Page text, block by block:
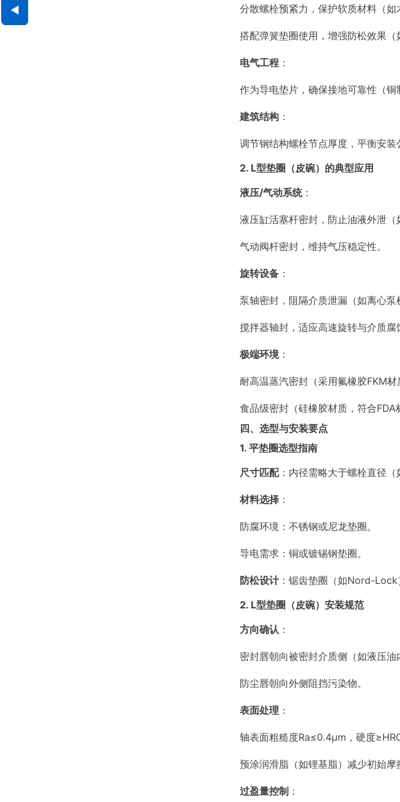
分散螺栓预紧力，保护软质材料（如
搭配弹簧垫圈使用，增强防松效果（
电气工程：
作为导电垫片，确保接地可靠性（铜
建筑结构：
调节钢结构螺栓节点厚度，平衡安装
2. L型垫圈（皮碗）的典型应用
液压/气动系统：
液压缸活塞杆密封，防止油液外泄（
气动阀杆密封，维持气压稳定性。
旋转设备：
泵轴密封，阻隔介质泄漏（如离心泵
搅拌器轴封，适应高速旋转与介质腐
极端环境：
耐高温蒸汽密封（采用氟橡胶FKM材
食品级密封（硅橡胶材质，符合FDA
四、选型与安装要点
1. 平垫圈选型指南
尺寸匹配：内径需略大于螺栓直径（
材料选择：
防腐环境：不锈钢或尼龙垫圈。
导电需求：铜或镀锡钢垫圈。
防松设计：锯齿垫圈（如Nord-Lock
2. L型垫圈（皮碗）安装规范
方向确认 ：
密封唇朝向被密封介质侧（如液压油
防尘唇朝向外侧阻挡污染物。
表面处理 ：
轴表面粗糙度Ra≤0.4μm，硬度
预涂润滑脂（如锂基脂）减少初始摩
过盈量控制 ：